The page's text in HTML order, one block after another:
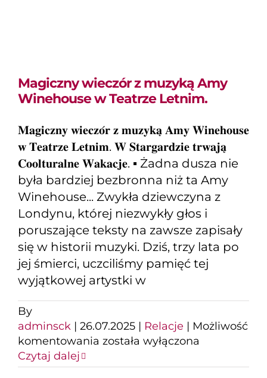
Magiczny wieczór z muzyką Amy
Winehouse w Teatrze Letnim.
𝐌𝐚𝐠𝐢𝐜𝐳𝐧𝐲 𝐰𝐢𝐞𝐜𝐳𝐨́𝐫 𝐳 𝐦𝐮𝐳𝐲𝐤𝐚̨ 𝐀𝐦𝐲 𝐖𝐢𝐧𝐞𝐡𝐨𝐮𝐬𝐞
𝐰 𝐓𝐞𝐚𝐭𝐫𝐳𝐞 𝐋𝐞𝐭𝐧𝐢𝐦. 𝐖 𝐒𝐭𝐚𝐫𝐠𝐚𝐫𝐝𝐳𝐢𝐞 𝐭𝐫𝐰𝐚𝐣𝐚̨
𝐂𝐨𝐨𝐥𝐭𝐮𝐫𝐚𝐥𝐧𝐞 𝐖𝐚𝐤𝐚𝐜𝐣𝐞. ▪️ Żadna dusza nie
była bardziej bezbronna niż ta Amy
Winehouse... Zwykła dziewczyna z
Londynu, której niezwykły głos i
poruszające teksty na zawsze zapisały
się w historii muzyki. Dziś, trzy lata po
jej śmierci, uczciliśmy pamięć tej
wyjątkowej artystki w
By
adminsck | 26.07.2025 | Relacje | Możliwość
komentowania Magiczny
z
została wyłączona
Czytaj dalej